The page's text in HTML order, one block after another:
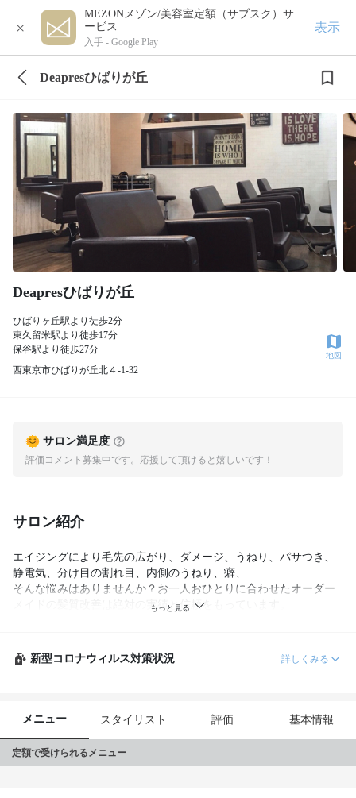
×
MEZONメゾン/美容室定額（サブスク）サ
ービス
入手 - Google Play
表示
Deapresひばりが丘
Deapresひばりが丘
ひばりヶ丘駅より徒歩2分
東久留米駅より徒歩17分
保谷駅より徒歩27分
西東京市ひばりが丘北４-1-32
地図
サロン満足度
評価コメント募集中です。応援して頂けると嬉しいです！
サロン紹介
エイジングにより毛先の広がり、ダメージ、うねり、パサつき、
静電気、分け目の割れ目、内側のうねり、癖、
そんな悩みはありませんか？お一人おひとりに合わせたオーダー
メイドの髪質改善は絶対の実績と信頼をもっています。
そして、自分にどんな髪型が似合うか分からない。そんな悩みは
したスタイリストが最高の"似合わせカット"を提供いたします。
の方にご来店頂いております。
安心してお任せ下さい。
新型コロナウィルス対策状況 詳しくみる
メニュー スタイリスト 評価 基本情報
定額で受けられるメニュー